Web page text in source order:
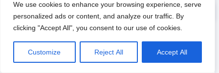
We use cookies to enhance your browsing experience, serve
personalized ads or content, and analyze our traffic. By
clicking "Accept All", you consent to our use of cookies.
Customize Reject All Accept All
Sysslebäck +46-564
Tärnaby +46-954
Tärnsjö-Östervåla +46-292